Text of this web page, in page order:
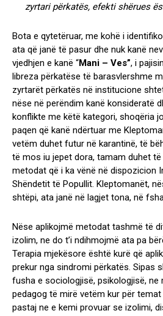
zyrtari përkatës, efekti shërues
Bota e qytetëruar, me kohë i
ata që janë të pasur dhe nuk kanë
vjedhjen e kanë “Mani – Ves”, i
libreza përkatëse të barasvlershme
zyrtarët përkatës në institucione
nëse në perëndim kanë konsideratë
konflikte me këtë kategori, shoqëria
paqen që kanë ndërtuar me
vetëm duhet futur në karantinë, të
të mos iu jepet dora, tamam duhet
metodat që i ka vënë në dispozicion
Shëndetit të Popullit. Kleptomanët,
shtëpi, ata janë në lagjet tona, në
Nëse aplikojmë metodat tashmë të
izolim, ne do t’i ndihmojmë ata pa
Terapia mjekësore është kurë që
prekur nga sindromi përkatës. Sipas
fusha e sociologjisë, psikologjisë, ne
pedagog të mirë vetëm kur për
pastaj ne e kemi provuar se izolimi,